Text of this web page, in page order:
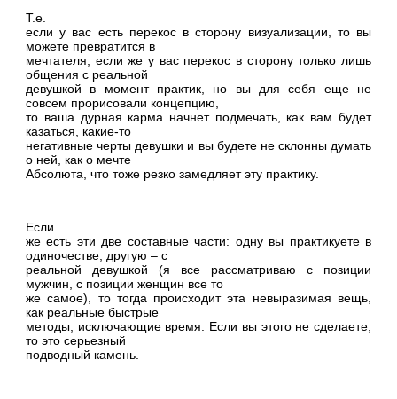
Т.е.
если у вас есть перекос в сторону визуализации, то вы
можете превратится в
мечтателя, если же у вас перекос в сторону только лишь
общения с реальной
девушкой в момент практик, но вы для себя еще не
совсем прорисовали концепцию,
то ваша дурная карма начнет подмечать, как вам будет
казаться, какие-то
негативные черты девушки и вы будете не склонны думать
о ней, как о мечте
Абсолюта, что тоже резко замедляет эту практику.
Если
же есть эти две составные части: одну вы практикуете в
одиночестве, другую – с
реальной девушкой (я все рассматриваю с позиции
мужчин, с позиции женщин все то
же самое), то тогда происходит эта невыразимая вещь,
как реальные быстрые
методы, исключающие время. Если вы этого не сделаете,
то это серьезный
подводный камень.